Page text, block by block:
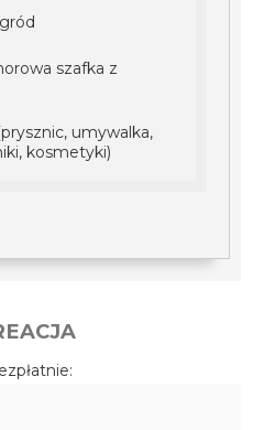
szafka z
umywalka,
kosmetyki)